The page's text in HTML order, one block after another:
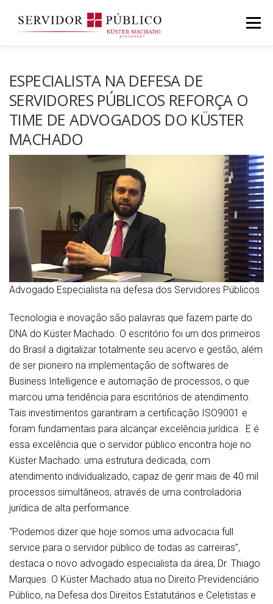
para
Menu
ESPECIALISTA NA DEFESA DE
SERVIDORES PÚBLICOS REFORÇA O
TIME DE ADVOGADOS DO KÜSTER
MACHADO
Advogado Especialista na defesa dos Servidores Públicos
Tecnologia e inovação são palavras que fazem parte do
DNA do Küster Machado. O escritório foi um dos primeiros
do Brasil a digitalizar totalmente seu acervo e gestão, além
de ser pioneiro na implementação de softwares de
Business Intelligence e automação de processos, o que
marcou uma tendência para escritórios de atendimento.
Tais investimentos garantiram a certificação ISO9001 e
foram fundamentais para alcançar excelência jurídica. E é
essa excelência que o servidor público encontra hoje no
Küster Machado: uma estrutura dedicada, com
atendimento individualizado, capaz de gerir mais de 40 mil
processos simultâneos, através de uma controladoria
jurídica de alta performance.
“Podemos dizer que hoje somos uma advocacia full
service para o servidor público de todas as carreiras”,
destaca o novo advogado especialista da área, Dr. Thiago
Marques. O Küster Machado atua no Direito Previdenciário
Público, na Defesa dos Direitos Estatutários e Celetistas e